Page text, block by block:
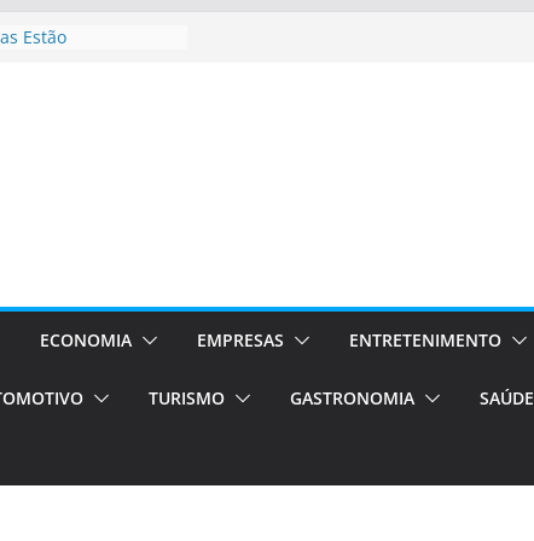
Estão
em Porto
de transfer,
de alto padrão
bolsas –
para o segundo
únicas e
de volta!
ECONOMIA EMPRESAS ENTRETENIMENTO
TURISMO GASTRONOMIA SAÚDE